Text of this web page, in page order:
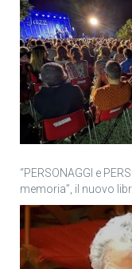
“PERSONAGGI e
memoria”, il nuovo